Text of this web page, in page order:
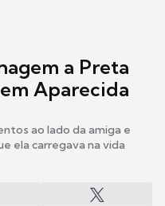
a Preta
Aparecida
ao lado da amiga e
ela carregava na vida